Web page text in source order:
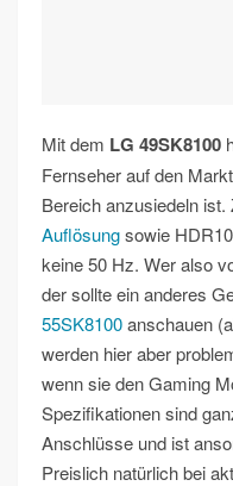
Mit dem LG 49SK8100
Fernseher auf den
Bereich anzusiedeln
Auflösungsowie
keine 50 Hz. Wer also
der sollte ein anderes
55SK8100anschauen
werden hier aber
wenn sie den Gaming
Spezifikationen sind
Anschlüsse und ist
Preislich natürlich bei